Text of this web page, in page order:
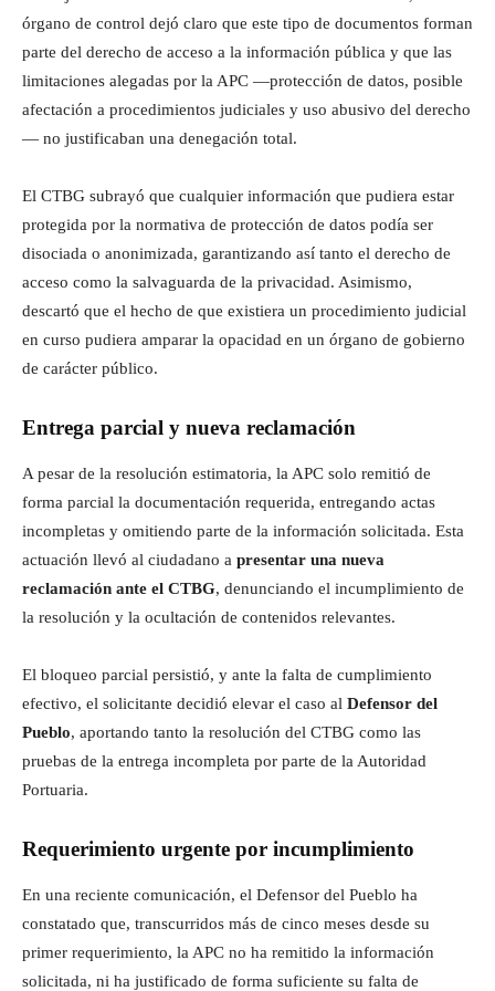
órgano de control dejó claro que este tipo de documentos forman
parte del derecho de acceso a la información pública y que las
limitaciones alegadas por la APC —protección de datos, posible
afectación a procedimientos judiciales y uso abusivo del derecho
— no justificaban una denegación total.
El CTBG subrayó que cualquier información que pudiera estar
protegida por la normativa de protección de datos podía ser
disociada o anonimizada, garantizando así tanto el derecho de
acceso como la salvaguarda de la privacidad. Asimismo,
descartó que el hecho de que existiera un procedimiento judicial
en curso pudiera amparar la opacidad en un órgano de gobierno
de carácter público.
Entrega parcial y nueva reclamación
A pesar de la resolución estimatoria, la APC solo remitió de
forma parcial la documentación requerida, entregando actas
incompletas y omitiendo parte de la información solicitada. Esta
actuación llevó al ciudadano a presentar una nueva
reclamación ante el CTBG, denunciando el incumplimiento de
la resolución y la ocultación de contenidos relevantes.
El bloqueo parcial persistió, y ante la falta de cumplimiento
efectivo, el solicitante decidió elevar el caso al Defensor del
Pueblo, aportando tanto la resolución del CTBG como las
pruebas de la entrega incompleta por parte de la Autoridad
Portuaria.
Requerimiento urgente por incumplimiento
En una reciente comunicación, el Defensor del Pueblo ha
constatado que, transcurridos más de cinco meses desde su
primer requerimiento, la APC no ha remitido la información
solicitada, ni ha justificado de forma suficiente su falta de